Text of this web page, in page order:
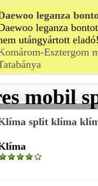
leganza
leganza
utángyártott
Esztergom
mobil
split klíma